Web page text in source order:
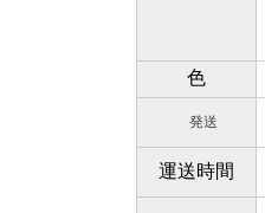
色
発送
運送時間